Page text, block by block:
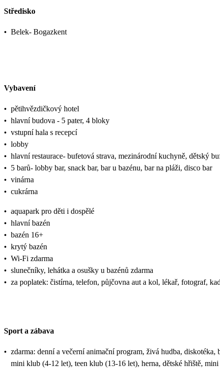
Středisko
• Belek- Bogazkent
Vybavení
• pětihvězdičkový hotel
• hlavní budova - 5 pater, 4 bloky
• vstupní hala s recepcí
• lobby
• hlavní restaurace- bufetová strava, mezinárodní kuchyně, dětský
• 5 barů- lobby bar, snack bar, bar u bazénu, bar na pláži, disco bar
• vinárna
• cukrárna
• aquapark pro děti i dospělé
• hlavní bazén
• bazén 16+
• krytý bazén
• Wi-Fi zdarma
• slunečníky, lehátka a osušky u bazénů zdarma
• za poplatek: čistírna, telefon, půjčovna aut a kol, lékař, fotograf,
Sport a zábava
• zdarma: denní a večerní animační program, živá hudba,
mini klub (4-12 let), teen klub (13-16 let), herna, dětské hřiště,